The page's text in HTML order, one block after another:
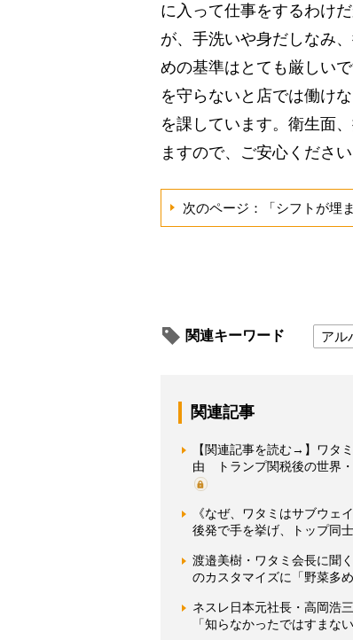
に入って仕事をするわけ
が、手洗いや身だしなみ
めの基準はとても厳しい
を守らないと店では働け
を課しています。衛生面
ますので、ご安心くださ
次のページ：「シフトが埋
関連キーワード アル
関連記事
【関連記事を読む→】ワタ
由 トランプ関税後の世界
《なぜ、ワタミはサブウェ
後発で手を挙げ、トップ同
渡邉美樹・ワタミ会長に聞
のカスタマイズに「野菜多
ネスレ日本元社長・高岡浩
「知らなかったではすま